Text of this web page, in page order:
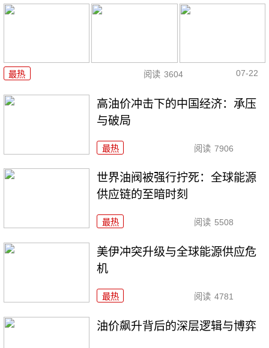
最热 阅读 3604 07-22
高油价冲击下的中国经济：承压
与破局
最热 阅读 7906
世界油阀被强行拧死：全球能源
供应链的至暗时刻
最热 阅读 5508
美伊冲突升级与全球能源供应危
机
最热 阅读 4781
油价飙升背后的深层逻辑与博弈